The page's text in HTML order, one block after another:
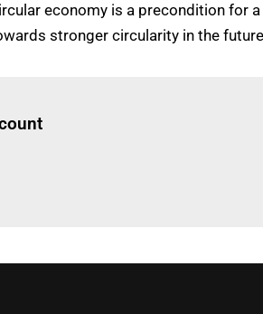
economy is a precondition for
stronger circularity in the